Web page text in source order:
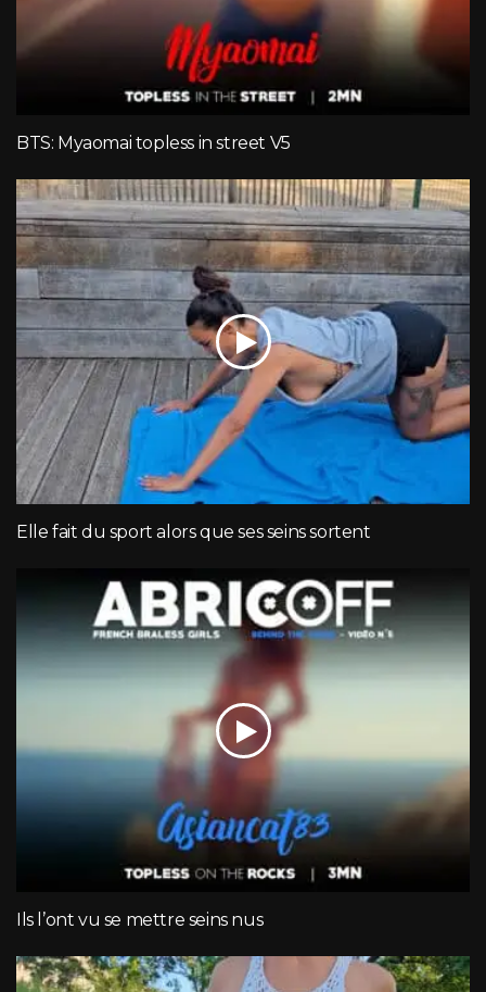
BTS: Myaomai topless in street V5
Elle fait du sport alors que ses seins sortent
Ils l’ont vu se mettre seins nus